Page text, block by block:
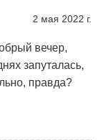
2 мая 2022 г.
вечер,
запуталась,
правда?